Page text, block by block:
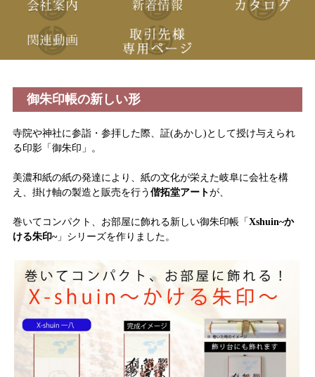
御朱印帳の新しい形
寺院や神社に参詣・参拝した際、証(あかし) として授け与えられ
る印影「御朱印」。
美濃和紙の紙の発達により、紙の文化が栄えた岐阜に会社を構
え、掛け軸の製造と販売を行う 偕拓堂アートが、
巻いてコンパクト、お部屋に飾れる新しい御朱印帳「 Xshuin~か
ける朱印~」シリーズを作りました。